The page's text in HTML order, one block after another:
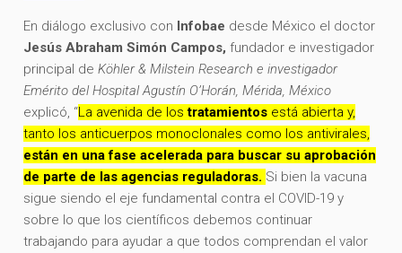
En diálogo exclusivo con Infobae desde México el doctor
Jesús Abraham Simón Campos,fundador e investigador
principal deKöhler & Milstein Research e investigador
Emérito del Hospital Agustín O’Horán, Mérida, México
explicó, “La avenida de lostratamientos está abierta y,
tanto los anticuerpos monoclonales como los antivirales,
están en una fase acelerada para buscar su aprobación
de parte de las agencias reguladoras. Si bien la vacuna
sigue siendo el eje fundamental contra el COVID-19 y
sobre lo que los científicos debemos continuar
trabajando para ayudar a que todos comprendan el valor